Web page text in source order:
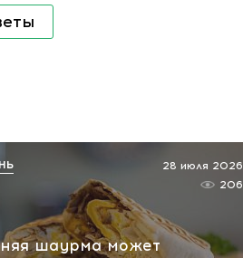
шаурма может
28 июля 2026
206